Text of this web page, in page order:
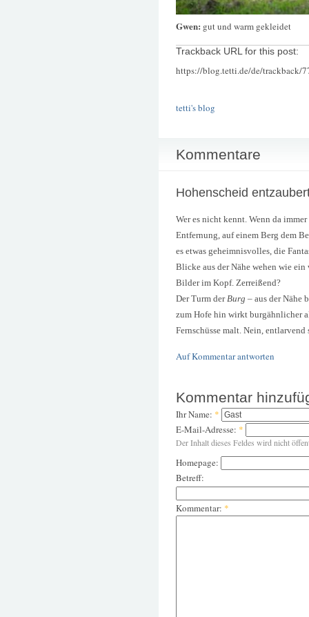
Gwen: gut und warm gekleidet
Trackback URL for this post:
https://blog.tetti.de/de/trackback/
tetti's blog
Kommentare
Hohenscheid
Wer es nicht kennt. Wenn da
Entfernung, auf einem Berg dem
es etwas geheimnisvolles, die
Blicke aus der Nähe wehen wie
Bilder im Kopf. Zerreißend?
Der Turm der Burg – aus der Nähe
zum Hofe hin wirkt burgähnlicher
Fernschüsse malt. Nein,
Auf Kommentar antworten
Kommentar
Ihr Name: *
E-Mail-Adresse: *
Der Inhalt dieses Feldes wird nicht
Homepage:
Betreff:
Kommentar: *